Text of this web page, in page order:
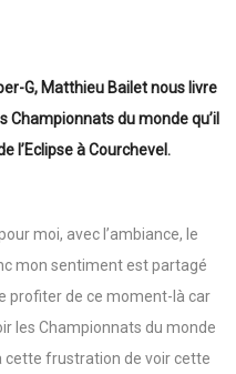
G, Matthieu Bailet nous livre
Championnats du monde qu’il
l’Eclipse à Courchevel.
moi, avec l’ambiance, le
mon sentiment est partagé
profiter de ce moment-là car
les Championnats du monde
cette frustration de voir cette